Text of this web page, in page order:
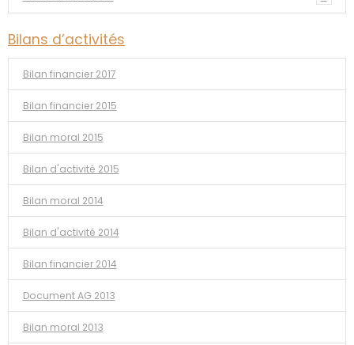
Bilans d’activités
Bilan financier 2017
Bilan financier 2015
Bilan moral 2015
Bilan d'activité 2015
Bilan moral 2014
Bilan d'activité 2014
Bilan financier 2014
Document AG 2013
Bilan moral 2013